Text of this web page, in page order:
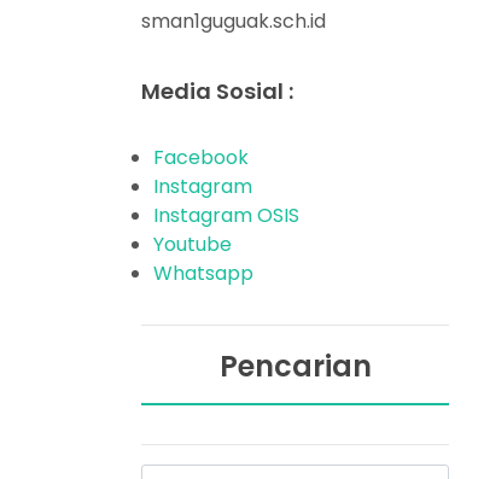
sman1guguak.sch.id
Media Sosial :
Facebook
Instagram
Instagram OSIS
Youtube
Whatsapp
Pencarian